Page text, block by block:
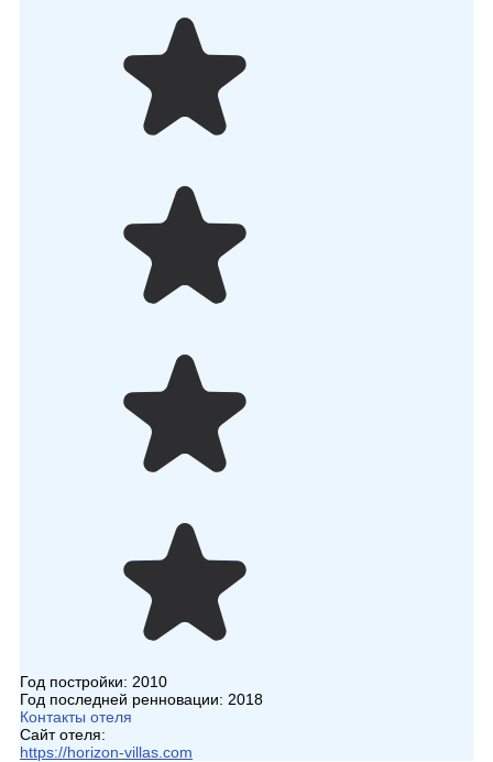
Год постройки: 2010
Год последней ренновации: 2018
Контакты отеля
Сайт отеля:
https://horizon-villas.com